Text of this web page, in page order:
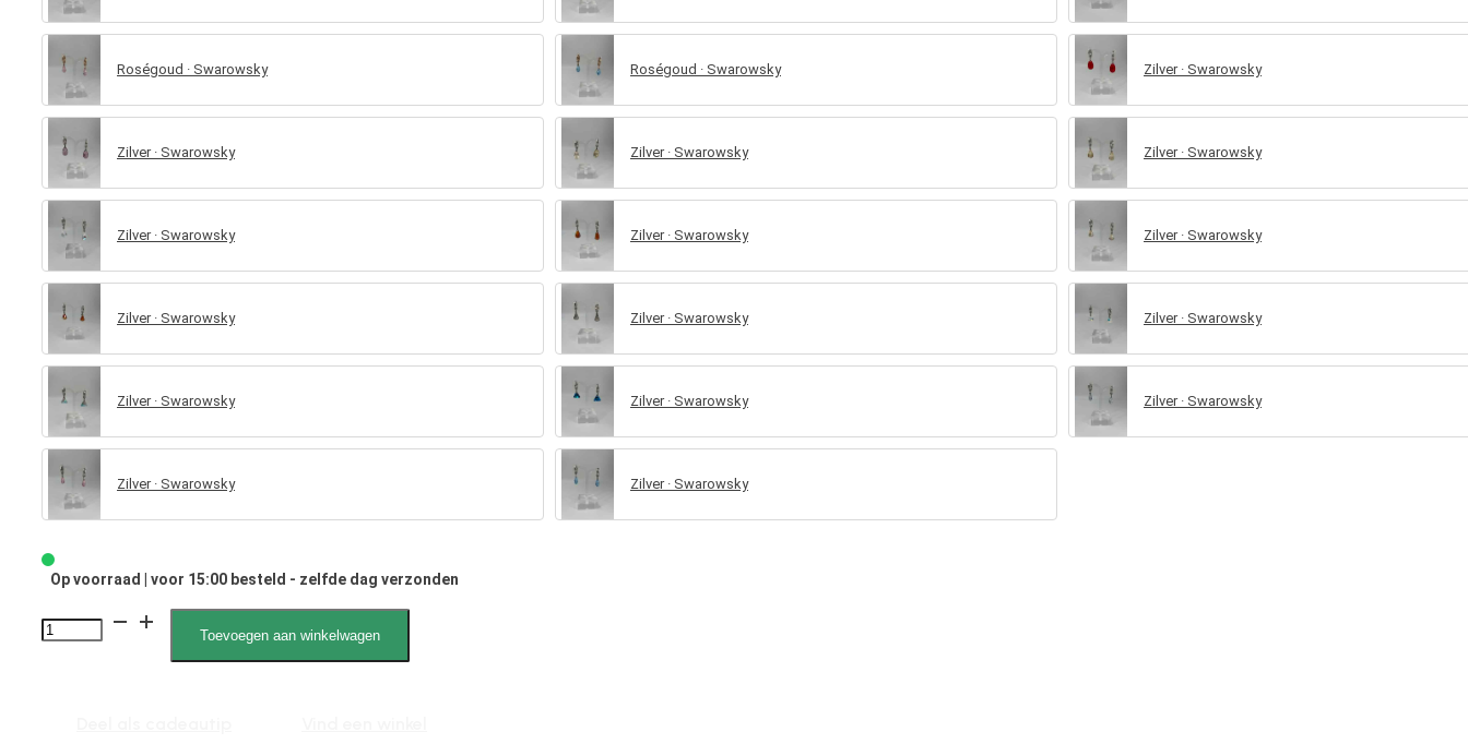
Roségoud · Swarowsky Roségoud · Swarowsky Zilver · Swarowsky
Zilver · Swarowsky Zilver · Swarowsky Zilver · Swarowsky
Zilver · Swarowsky Zilver · Swarowsky Zilver · Swarowsky
Zilver · Swarowsky Zilver · Swarowsky Zilver · Swarowsky
Zilver · Swarowsky Zilver · Swarowsky Zilver · Swarowsky
Zilver · Swarowsky Zilver · Swarowsky
Op voorraad | voor 15:00 besteld - zelfde dag verzonden
Xira
Toevoegen aan winkelwagen